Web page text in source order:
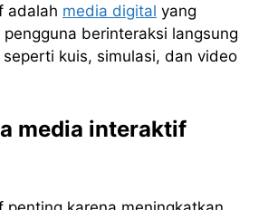
adalah media digital yang
berinteraksi langsung
kuis, simulasi, dan video
media interaktif